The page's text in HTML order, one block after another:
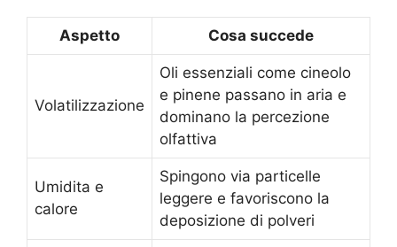
Aspetto Cosa succede
Volatilizzazione
Oli essenziali come cineolo
e pinene passano in aria e
dominano la percezione
olfattiva
Umidita e
calore
Spingono via particelle
leggere e favoriscono la
deposizione di polveri